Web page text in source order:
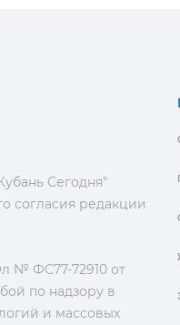
Сегодня"
согласия редакции
№ ФС77-72910 от
по надзору в
и массовых